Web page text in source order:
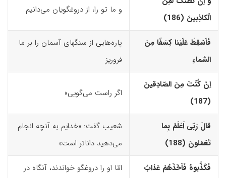
الْکاذِبینَ (186)‏
و ما تو را، از دروغگویان می‌دانیم
فَاَسْقِطْ عَلَیْنا کِسَفًا مِنَ
السَّماءِ
پاره‌هایی از سنگهای آسمان را بر ما
فروریز
اِنْ کُنْتَ مِنَ الصّادِقینَ
(187)‏
اگر راست می‌گویی»
قالَ رَبّى اَعْلَمُ بِما
تَعْمَلونَ (188)‏
شعیب گفت: «خدایم به آنچه انجام
می‌دهید داناتر است»
فَکَذَّبوهُ فَاَخَذَهُمْ عَذابُ
امّا او را دروغگو خواندند، آنگاه در